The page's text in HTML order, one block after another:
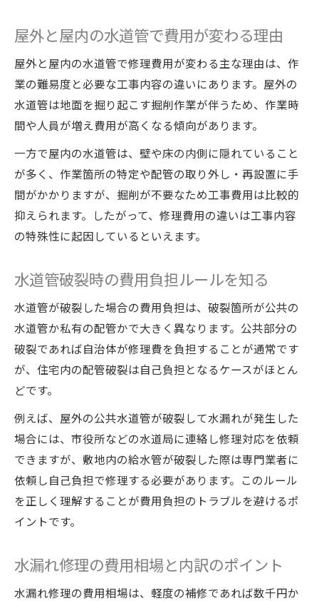
活用
方
テープ補修が有効な水道管トラブルの見極
め方
補修テープ選びと施工時の注意ポイント
メンテナンスで配管トラブルを未然に防ぐ方法
水回りメンテナンスで配管トラブル予防を
徹底
早期発見に役立つ異音・赤水チェック方法
定期メンテナンスのメリットと実践ポイン
ト
水漏れ予防に有効な配管点検のコツ
屋外と屋内の水道管で費用が変わる理由
屋外と屋内の水道管で修理費用が変わる主な理由は、作
業の難易度と必要な工事内容の違いにあります。屋外の
水道管は地面を掘り起こす掘削作業が伴うため、作業時
間や人員が増え費用が高くなる傾向があります。
一方で屋内の水道管は、壁や床の内側に隠れていること
が多く、作業箇所の特定や配管の取り外し・再設置に手
間がかかりますが、掘削が不要なため工事費用は比較的
抑えられます。したがって、修理費用の違いは工事内容
の特殊性に起因しているといえます。
水道管破裂時の費用負担ルールを知る
水道管が破裂した場合の費用負担は、破裂箇所が公共の
水道管か私有の配管かで大きく異なります。公共部分の
破裂であれば自治体が修理費を負担することが通常です
が、住宅内の配管破裂は自己負担となるケースがほとん
どです。
例えば、屋外の公共水道管が破裂して水漏れが発生した
場合には、市役所などの水道局に連絡し修理対応を依頼
できますが、敷地内の給水管が破裂した際は専門業者に
依頼し自己負担で修理する必要があります。このルール
を正しく理解することが費用負担のトラブルを避けるポ
イントです。
水漏れ修理の費用相場と内訳のポイント
水漏れ修理の費用相場は、軽度の補修であれば数千円か